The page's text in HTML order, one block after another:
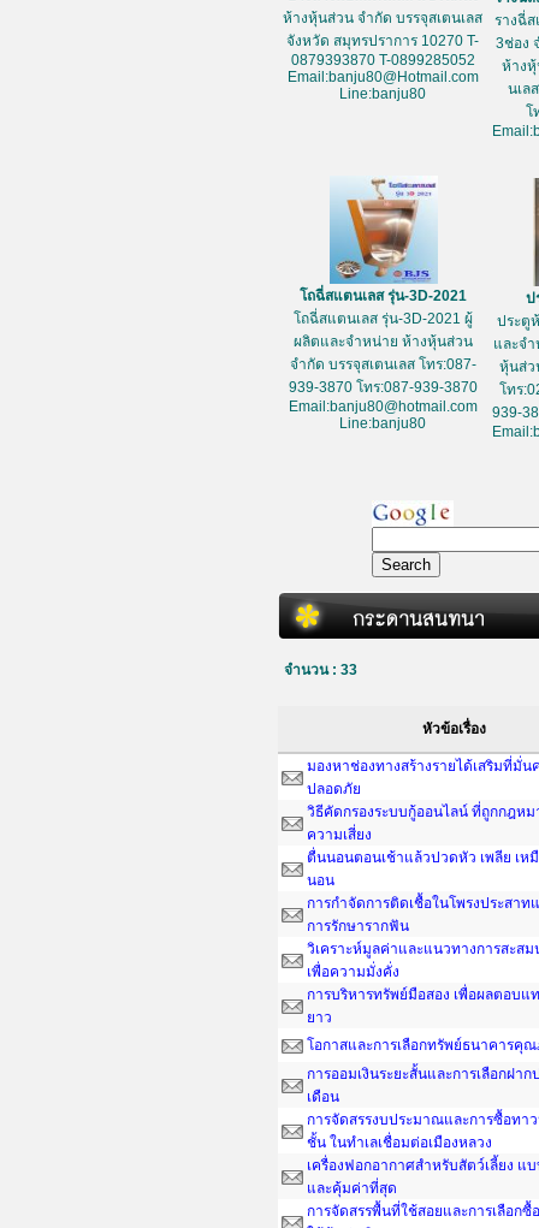
ห้างหุ้นส่วน จำกัด บรรจุสเตนเลส
จังหวัด สมุทรปราการ 10270 T-
0879393870 T-0899285052
Email:banju80@Hotmail.com
Line:banju80
รางฉี่ส
3ช่อง
ห้างหุ้
นเล
โ
โถฉี่สแตนเลส รุ่น-3D-2021
โถฉี่สแตนเลส รุ่น-3D-2021 ผู้
ผลิตและจำหน่าย ห้างหุ้นส่วน
จำกัด บรรจุสเตนเลส โทร:087-
939-3870 โทร:087-939-3870
Email:banju80@hotmail.com
Line:banju80
ป
ประตู
และจ
หุ้นส่ว
โทร
939-
จำนวน : 33
หัวข้อเรื่อง
มองหาช่องทางสร้างรายได้เสริมที่มั่น
ปลอดภัย
วิธีคัดกรองระบบกู้ออนไลน์ ที่ถูกกฎหม
ความเสี่ยง
ตื่นนอนตอนเช้าแล้วปวดหัว เพลีย เห
นอน
การกำจัดการติดเชื้อในโพรงประสา
การรักษารากฟัน
วิเคราะห์มูลค่าและแนวทางการสะส
เพื่อความมั่งคั่ง
การบริหารทรัพย์มือสอง เพื่อผลตอบแ
ยาว
โอกาสและการเลือกทรัพย์ธนาคารคุ
การออมเงินระยะสั้นและการเลือกฝาก
เดือน
การจัดสรรงบประมาณและการซื้อทา
ชั้น ในทำเลเชื่อมต่อเมืองหลวง
เครื่องฟอกอากาศสำหรับสัตว์เลี้ยง แ
และคุ้มค่าที่สุด
การจัดสรรพื้นที่ใช้สอยและการเลือกซื้